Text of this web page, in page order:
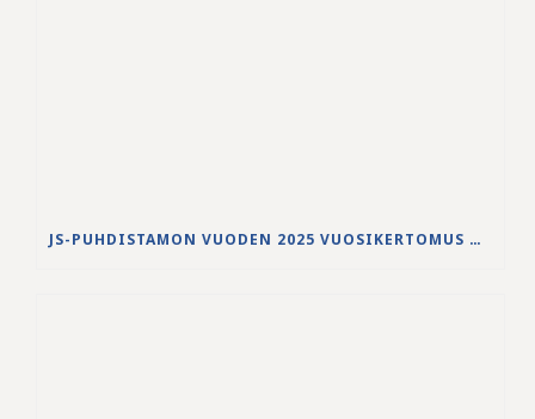
JS-PUHDISTAMON VUODEN 2025 VUOSIKERTOMUS ON JULKAISTU